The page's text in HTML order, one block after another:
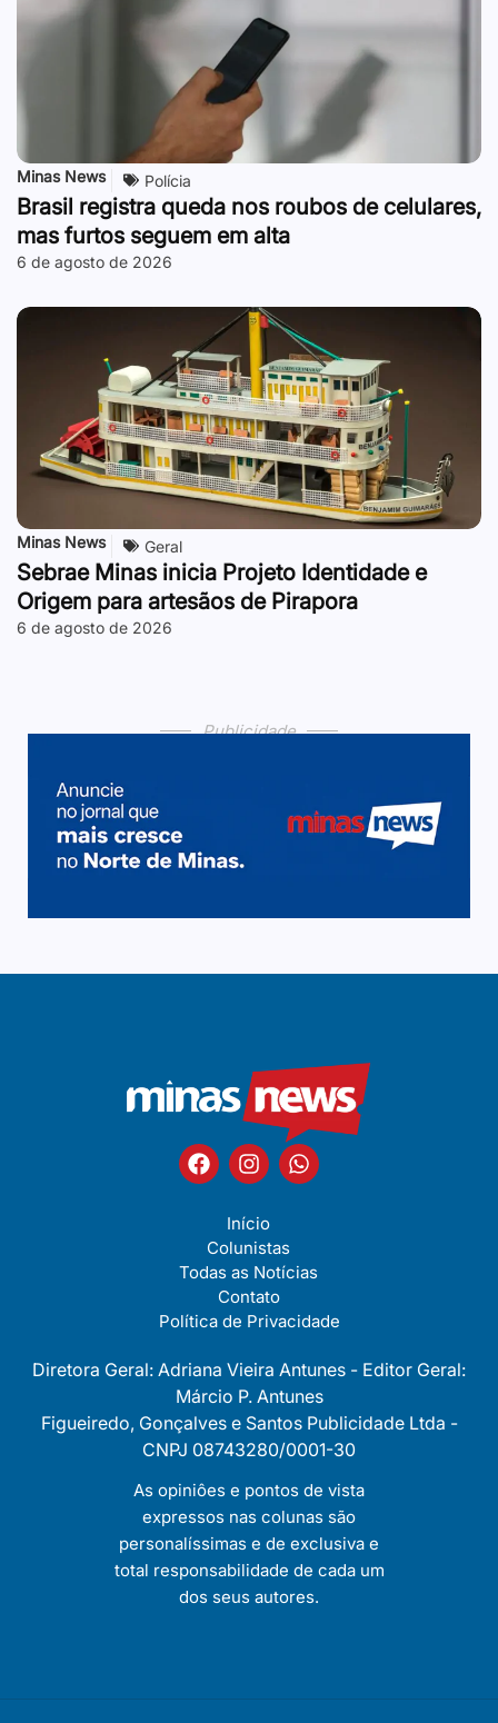
Minas News Polícia
Brasil registra queda nos roubos de celulares,
mas furtos seguem em alta
6 de agosto de 2026
Minas News Geral
Sebrae Minas inicia Projeto Identidade e
Origem para artesãos de Pirapora
6 de agosto de 2026
Publicidade
Início
Colunistas
Todas as Notícias
Contato
Política de Privacidade
Diretora Geral: Adriana Vieira Antunes - Editor Geral:
Márcio P. Antunes
Figueiredo, Gonçalves e Santos Publicidade Ltda -
CNPJ 08743280/0001-30
As opiniôes e pontos de vista
expressos nas colunas são
personalíssimas e de exclusiva e
total responsabilidade de cada um
dos seus autores.